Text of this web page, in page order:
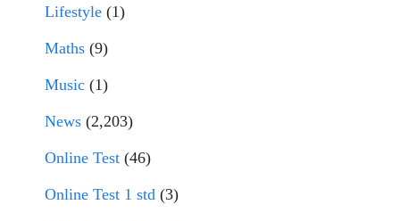
Lifestyle (1)
Maths (9)
Music (1)
News (2,203)
Online Test (46)
Online Test 1 std (3)